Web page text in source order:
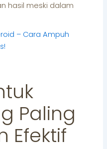
hasil meski dalam
– Cara Ampuh
Paling
Efektif